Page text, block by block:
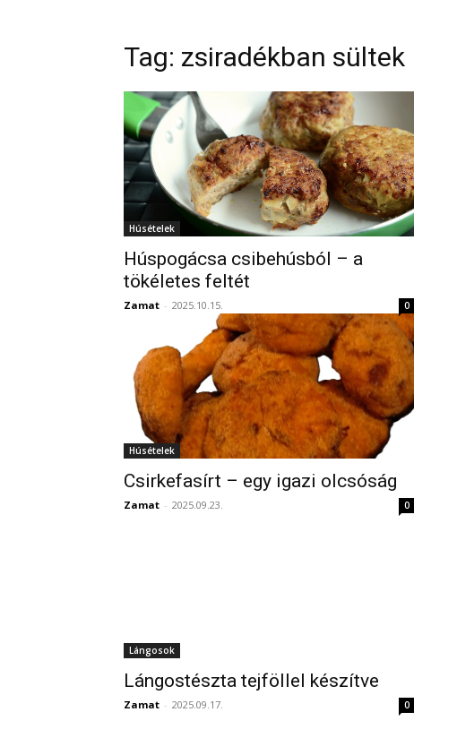
Tag: zsiradékban sültek
Húsételek
Húspogácsa csibehúsból – a
tökéletes feltét
Zamat - 2025.10.15. 0
Húsételek
Csirkefasírt – egy igazi olcsóság
Zamat - 2025.09.23. 0
Lángosok
Lángostészta tejföllel készítve
Zamat - 2025.09.17. 0